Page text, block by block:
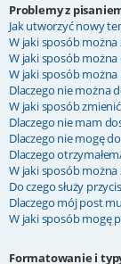
Problemy z
Jak utworzyć nowy
W jaki sposób
W jaki sposób
W jaki sposób
Dlaczego nie można
W jaki sposób
Dlaczego nie mam
Dlaczego nie mogę
Dlaczego
W jaki sposób
Do czego służy
Dlaczego mój post
W jaki sposób mogę
Formatowanie i